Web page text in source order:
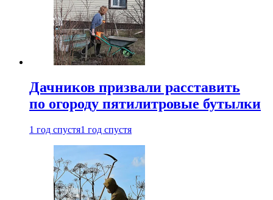
Дачников призвали расставить
по огороду пятилитровые бутылки
1 год спустя1 год спустя